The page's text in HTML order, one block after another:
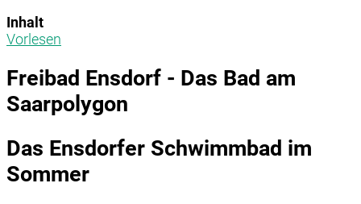
Inhalt
Vorlesen
Freibad Ensdorf - Das Bad am
Saarpolygon
Das Ensdorfer Schwimmbad im
Sommer